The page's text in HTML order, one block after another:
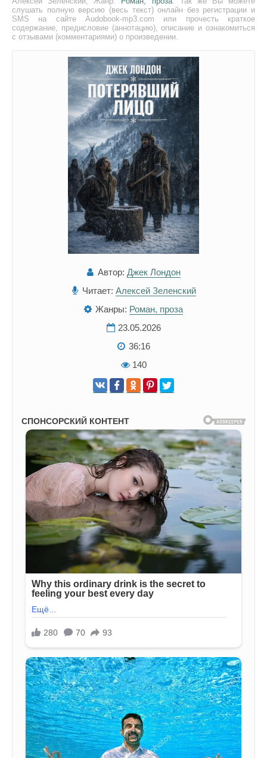
слушать полную версию (весь текст) онлайн без регистрации и
SMS на сайте Audobook-mp3.com или прочесть краткое
содержание, предисловие (аннотацию), описание и ознакомиться
с отзывами (комментариями) о произведении.
Автор: Джек Лондон
Читает: Алексей Зеленский
Жанры: Роман, проза
23.05.2026
36:16
140